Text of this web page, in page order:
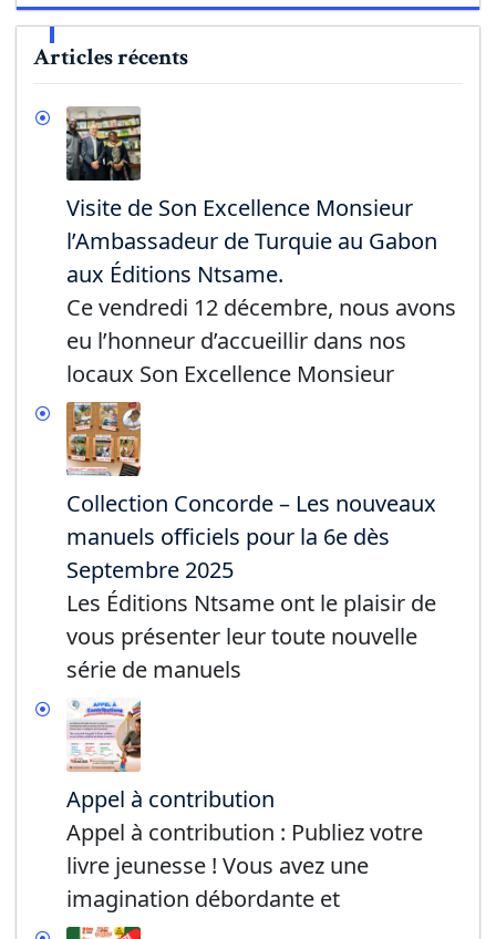
Articles récents
Visite de Son Excellence Monsieur
l’Ambassadeur de Turquie au Gabon
aux Éditions Ntsame.
Ce vendredi 12 décembre, nous avons
eu l’honneur d’accueillir dans nos
locaux Son Excellence Monsieur
Collection Concorde – Les nouveaux
manuels officiels pour la 6e dès
Septembre 2025
Les Éditions Ntsame ont le plaisir de
vous présenter leur toute nouvelle
série de manuels
Appel à contribution
Appel à contribution : Publiez votre
livre jeunesse ! Vous avez une
imagination débordante et